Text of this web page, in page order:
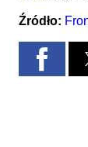
Źródło: